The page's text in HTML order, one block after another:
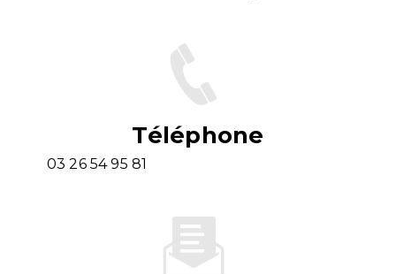
Téléphone
03 26 54 95 81